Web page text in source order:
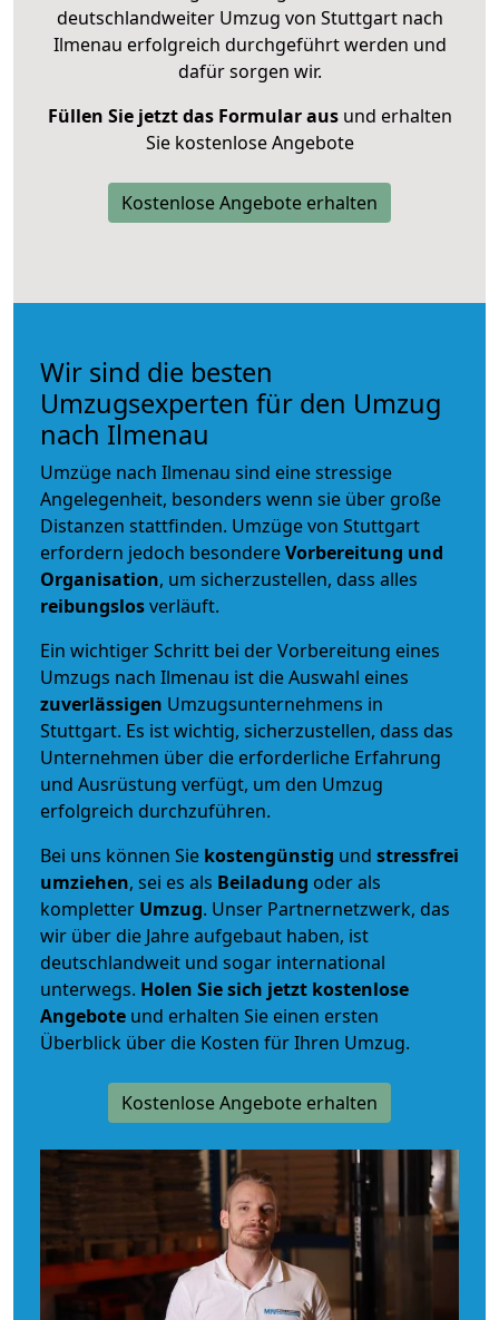
deutschlandweiter Umzug von Stuttgart nach
Ilmenau erfolgreich durchgeführt werden und
dafür sorgen wir.
Füllen Sie jetzt das Formular ausund erhalten
Sie kostenlose Angebote
Kostenlose Angebote erhalten
Wir sind die besten
Umzugsexperten für den Umzug
nach Ilmenau
Umzüge nach Ilmenau sind eine stressige
Angelegenheit, besonders wenn sie über große
Distanzen stattfinden. Umzüge von Stuttgart
erfordern jedoch besondereVorbereitung und
Organisation, um sicherzustellen, dass alles
reibungslosverläuft.
Ein wichtiger Schritt bei der Vorbereitung eines
Umzugs nach Ilmenau ist die Auswahl eines
zuverlässigen Umzugsunternehmens in
Stuttgart. Es ist wichtig, sicherzustellen, dass das
Unternehmen über die erforderliche Erfahrung
und Ausrüstung verfügt, um den Umzug
erfolgreich durchzuführen.
Bei uns können Sie kostengünstig und stressfrei
umziehen, sei es als Beiladung oder als
kompletter Umzug. Unser Partnernetzwerk, das
wir über die Jahre aufgebaut haben, ist
deutschlandweit und sogar international
unterwegs. Holen Sie sich jetzt kostenlose
Angebote und erhalten Sie einen ersten
Überblick über die Kosten für Ihren Umzug.
Kostenlose Angebote erhalten